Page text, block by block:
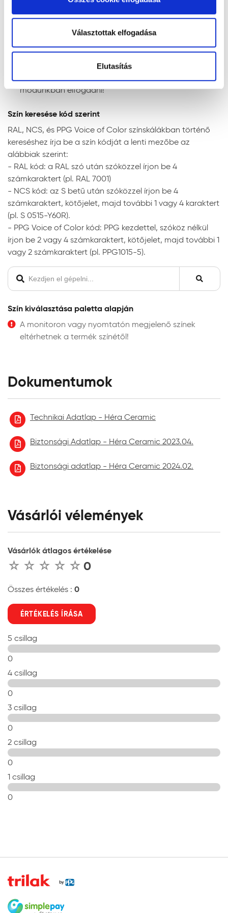
cookie alkalmazását fogadja el.
Választottak elfogadása
Elutasítás
szóróberendezéssel. Szóráshoz a szórási paramétereket
az adott géptípushoz kell beállítani. Airless szóráshoz az
irányadó beállítások a következők:
fúvóka:
nyomás:
fúvókaszög:
50°
hígítás:
maximum 2% vízzel
Megjegyzés: a javasolt rétegfelépítések minden esetben
a legjobb tudásunk szerinti ajánlások, a felhasználót nem
mentesítik az adott festendő felület vizsgálatától.
Tanácsok, ajánlások, speciális tudnivalók, egyebek
A végleges, ellenálló filmréteg 14 nap elteltével
alakul ki. A filmréteg ezt követően válik vízzel,
A gipszkarton lapra történő felhordáskor az
gyors száradás érdekében javasoljuk, hogy
gondoskodjon a kielégítő szellőzésről és
hőmérsékletről.
festékmennyiség felvitelére és az egyenletes
eldolgozásra.
attól, hogy a szennyeződés mennyi ideig van a
behatolni. Ha a felület szennyeződik, igyekezzünk
száradása előtt azt eltávolítani. A felületre száradt
esetben nem lehet maradéktalanul, foltmentesen
eltávolítani.
és átvétele kizárólag a helyszínen lehetséges. Az
oldalon feltűntetett színek tájékoztató jellegűek.
Kérjük a színt a felhasználás elött ellenőrizze.
még a termék felhasználása elött fogadunk. Előzetes
szín ellenőrzés nélkül felhordott festék vagy vakolat
módunkban elfogadni!
Szín keresése kód szerint
RAL, NCS, és PPG Voice of Color színskálákban történő
kereséshez írja be a szín kódját a lenti mezőbe az
alábbiak szerint:
- RAL kód: a RAL szó után szóközzel írjon be 4
számkaraktert (pl. RAL 7001)
- NCS kód: az S betű után szóközzel írjon be 4
számkaraktert, kötőjelet, majd további 1 vagy 4 karaktert
(pl. S 0515-Y60R).
- PPG Voice of Color kód: PPG kezdettel, szóköz nélkül
írjon be 2 vagy 4 számkaraktert, kötőjelet, majd további 1
vagy 2 számkaraktert (pl. PPG1015-5).
Szín kiválasztása paletta alapján
A monitoron vagy nyomtatón megjelenő színek
eltérhetnek a termék színétől!
Dokumentumok
Technikai Adatlap - Héra Ceramic
Biztonsági Adatlap - Héra Ceramic 2023.04.
Biztonsági adatlap - Héra Ceramic 2024.02.
Vásárlói vélemények
Vásárlók átlagos értékelése
0
Összes értékelés : 0
ÉRTÉKELÉS ÍRÁSA
5 csillag
0
4 csillag
0
3 csillag
0
2 csillag
0
1 csillag
0